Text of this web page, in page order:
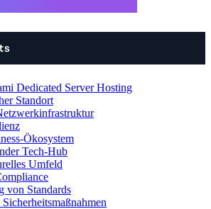
Dedicated Server Hosting
Standort
Ökosystem
Tech-Hub
Umfeld
von Standards